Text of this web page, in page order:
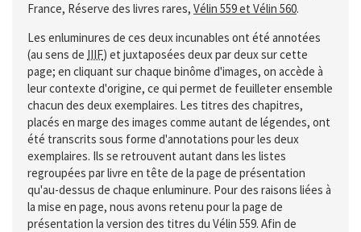
France, Réserve des livres rares, Vélin 559 et Vélin 560.
Les enluminures de ces deux incunables ont été annotées
(au sens de IIIF) et juxtaposées deux par deux sur cette
page; en cliquant sur chaque binôme d'images, on accède à
leur contexte d'origine, ce qui permet de feuilleter ensemble
chacun des deux exemplaires. Les titres des chapitres,
placés en marge des images comme autant de légendes, ont
été transcrits sous forme d'annotations pour les deux
exemplaires. Ils se retrouvent autant dans les listes
regroupées par livre en tête de la page de présentation
qu'au-dessus de chaque enluminure. Pour des raisons liées à
la mise en page, nous avons retenu pour la page de
présentation la version des titres du Vélin 559. Afin de